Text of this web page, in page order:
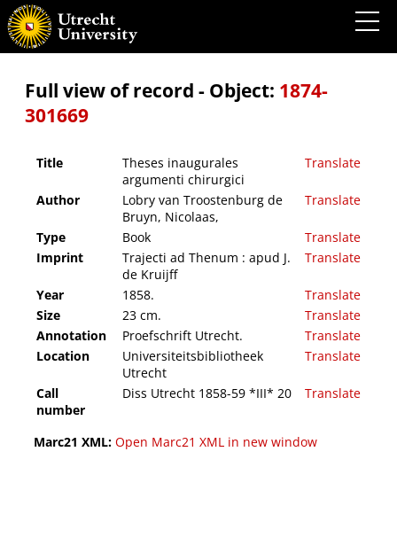
Theses inaugurales argumenti chirurgici
Full view of record - Object: 1874-
301669
Title
Theses inaugurales
argumenti chirurgici
Translate
Author
Lobry van Troostenburg de
Bruyn, Nicolaas,
Translate
Type Book
Translate
Imprint
Trajecti ad Thenum : apud J.
de Kruijff
Translate
Year 1858.
Translate
Size
23 cm.
Translate
Annotation
Proefschrift Utrecht.
Translate
Location
Universiteitsbibliotheek
Utrecht
Translate
Call
number
Diss Utrecht 1858-59 *III* 20 Translate
Marc21 XML: Open Marc21 XML in new window